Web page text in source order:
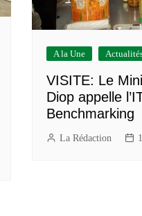
A la Une
VISITE: Le
Diop appelle
Benchmarking
La Rédaction